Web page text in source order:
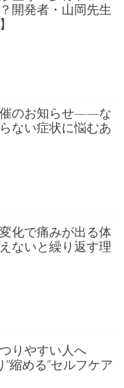
開発者・山岡先生
のお知らせ——な
ない症状に悩むあ
化で痛みが出る体
ないと繰り返す理
りやすい人へ
”縮める”セルフケア